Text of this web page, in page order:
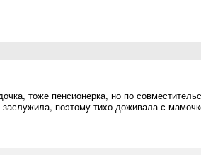
тоже пенсионерка, но по
поэтому тихо доживала с